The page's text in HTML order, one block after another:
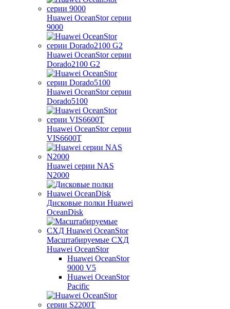
Huawei OceanStor серии
9000
Huawei OceanStor серии
Dorado2100 G2
Huawei OceanStor серии
Dorado5100
Huawei OceanStor серии
VIS6600T
Huawei серии NAS
N2000
Дисковые полки Huawei
OceanDisk
Масштабируемые СХД
Huawei OceanStor
Huawei OceanStor
9000 V5
Huawei OceanStor
Pacific